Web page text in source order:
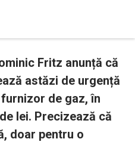
Fritz anunță că
astăzi de urgență
de gaz, în
lei. Precizează că
doar pentru o